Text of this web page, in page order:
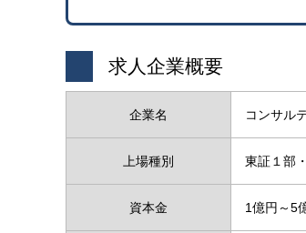
求人企業概要
企業名 コンサル
上場種別 東証１部
資本金 1億円～5